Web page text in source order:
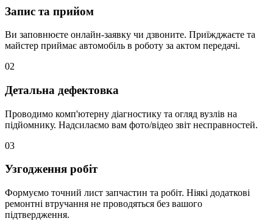
Запис та прийом
Ви заповнюєте онлайн-заявку чи дзвоните. Приїжджаєте та
майстер приймає автомобіль в роботу за актом передачі.
02
Детальна дефектовка
Проводимо комп'ютерну діагностику та огляд вузлів на
підйомнику. Надсилаємо вам фото/відео звіт несправностей.
03
Узгодження робіт
Формуємо точний лист запчастин та робіт. Ніякі додаткові
ремонтні втручання не проводяться без вашого
підтвердження.